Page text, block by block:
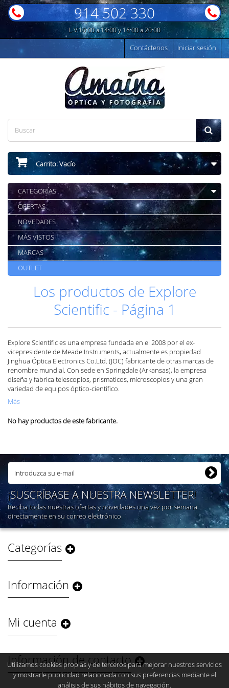
914 502 330
L-V 10:00 a 14:00 y 16:00 a 20:00
Iniciar sesión
Contáctenos
Carrito:Vacío
CATEGORÍAS
OFERTAS
NOVEDADES
MÁS VISTOS
MARCAS
OUTLET
Los productos de Explore
Scientific - Página 1
Explore Scientific es una empresa fundada en el 2008 por el ex-
vicepresidente de Meade Instruments, actualmente es propiedad
Jinghua Óptica Electronics Co.Ltd. (JOC) fabricante de otras marcas de
renombre mundial. Con sede en Springdale (Arkansas), la empresa
diseña y fabrica telescopios, prismaticos, microscopios y una gran
variedad de equipos óptico-científico.
Más
No hay productos de este fabricante.
¡SUSCRÍBASE A NUESTRA NEWSLETTER!
Reciba todas nuestras ofertas y novedades una vez por semana
directamente en su correo electrónico
Categorías
Información
Mi cuenta
Información de contacto
Utilizamos cookies propias y de terceros para mejorar nuestros servicios
y mostrarle publicidad relacionada con sus preferencias mediante el
análisis de sus hábitos de navegación.